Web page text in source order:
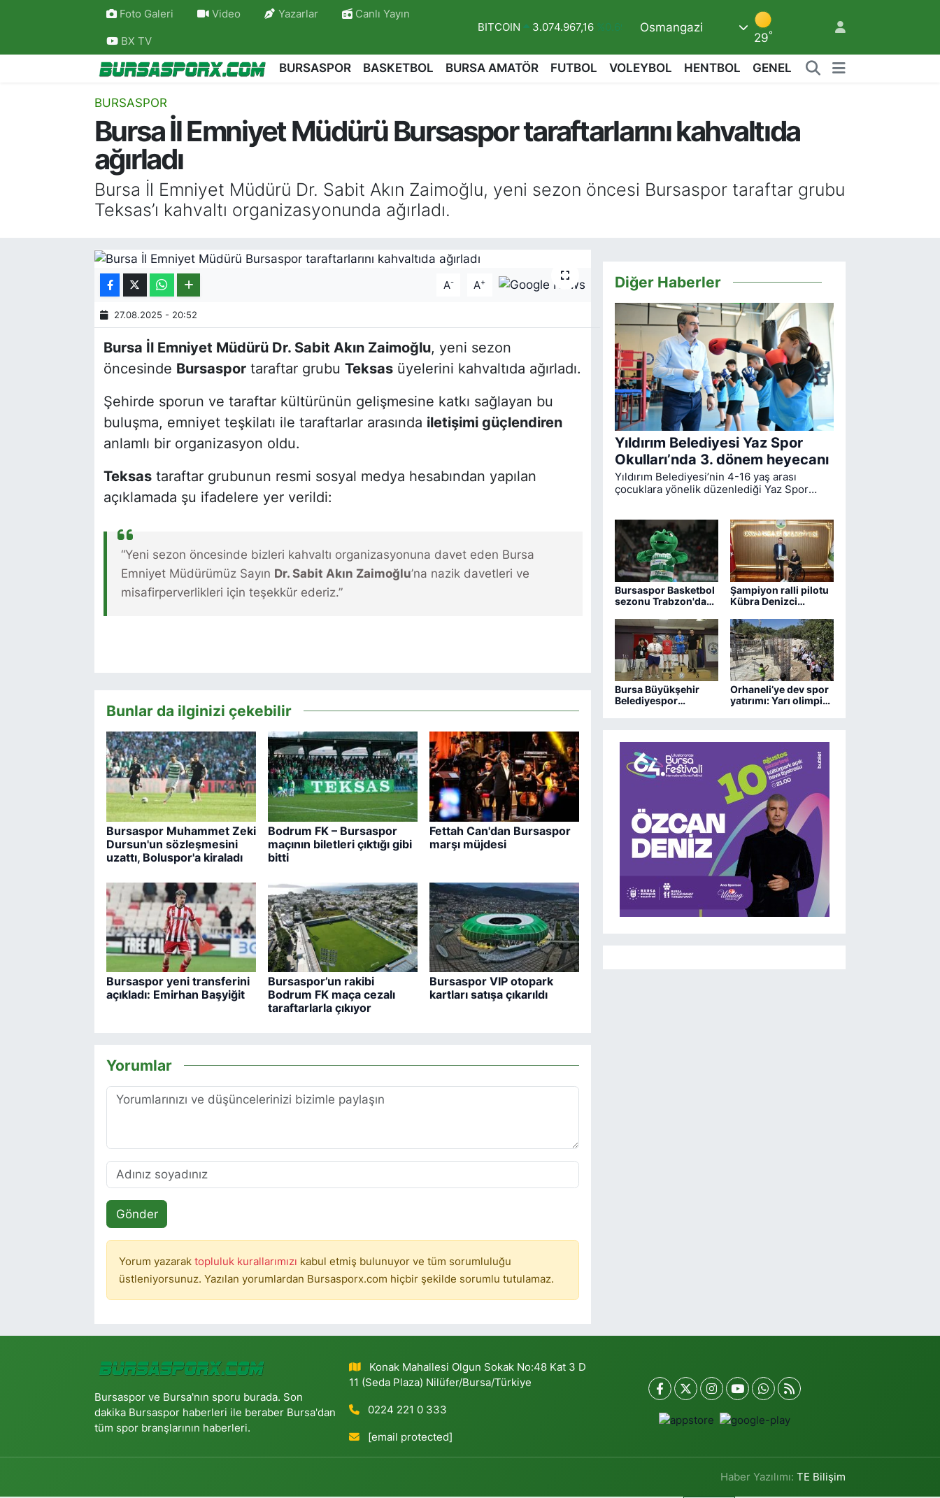
Foto Galeri Video Yazarlar Canlı Yayın
BX TV
BITCOIN 3.074.967,16 %0.69
DOLAR
47,5986 %0.06
EURO
55,0700
%0.1
GRAM ALTIN
6513.94 %0.32
Osmangazi
29°
BURSASPOR BASKETBOL BURSA AMATÖR FUTBOL VOLEYBOL HENTBOL GENEL
BURSASPOR
Bursa İl Emniyet Müdürü Bursaspor taraftarlarını kahvaltıda
ağırladı
Bursa İl Emniyet Müdürü Dr. Sabit Akın Zaimoğlu, yeni sezon öncesi Bursaspor taraftar grubu
Teksas’ı kahvaltı organizasyonunda ağırladı.
A- A+
27.08.2025 - 20:52
Bursa İl Emniyet Müdürü Dr. Sabit Akın Zaimoğlu, yeni sezon
öncesinde Bursasportaraftar grubu Teksasüyelerini kahvaltıda ağırladı.
Şehirde sporun ve taraftar kültürünün gelişmesine katkı sağlayan bu
buluşma, emniyet teşkilatı ile taraftarlar arasında iletişimi güçlendiren
anlamlı bir organizasyon oldu.
Teksastaraftar grubunun resmi sosyal medya hesabından yapılan
açıklamada şu ifadelere yer verildi:
“Yeni sezon öncesinde bizleri kahvaltı organizasyonuna davet eden Bursa
Emniyet Müdürümüz Sayın Dr. Sabit Akın Zaimoğlu’na nazik davetleri ve
misafirperverlikleri için teşekkür ederiz.”
Bunlar da ilginizi çekebilir
Bursaspor Muhammet Zeki
Dursun'un sözleşmesini
uzattı, Boluspor'a kiraladı
Bodrum FK – Bursaspor
maçının biletleri çıktığı gibi
bitti
Fettah Can'dan Bursaspor
marşı müjdesi
Bursaspor yeni transferini
açıkladı: Emirhan Başyiğit
Bursaspor’un rakibi
Bodrum FK maça cezalı
taraftarlarla çıkıyor
Bursaspor VIP otopark
kartları satışa çıkarıldı
Yorumlar
Gönder
Yorum yazarak topluluk kurallarımızı kabul etmiş bulunuyor ve tüm sorumluluğu
üstleniyorsunuz. Yazılan yorumlardan Bursasporx.com hiçbir şekilde sorumlu tutulamaz.
Diğer Haberler
Yıldırım Belediyesi Yaz Spor
Okulları’nda 3. dönem heyecanı
Yıldırım Belediyesi’nin 4-16 yaş arası
çocuklara yönelik düzenlediği Yaz Spor
devam ediyor.
Bursaspor Basketbol
sezonu Trabzon'da
Şampiyon ralli pilotu
Kübra Denizci
Aydın’a ziyaret
Bursa Büyükşehir
Belediyespor
Orhaneli’ye dev spor
yatırımı: Yarı olimpik
Bursaspor ve Bursa'nın sporu burada. Son
dakika Bursaspor haberleri ile beraber Bursa'dan
tüm spor branşlarının haberleri.
Konak Mahallesi Olgun Sokak No:48 Kat 3 D
11 (Seda Plaza) Nilüfer/Bursa/Türkiye
0224 221 0 333
[email protected]
Haber Yazılımı:TE Bilişim
Bursaspor
Basketbol
Bursa Amatör
Bursa Nöbetçi Eczaneler
Bursa Namaz Vakitleri
Bursa Trafik Yoğunluk Haritası
TFF 2.Lig Kırmızı Grup Puan Durumu ve Fikstür
Son Dakika Haberleri